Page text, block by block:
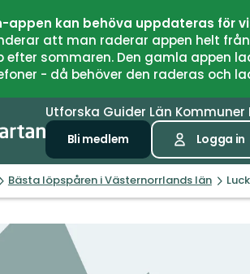
appen kan behöva uppdateras för
att man raderar appen helt
efter sommaren. Den gamla
- då behöver den raderas och
Utforska Guider Län Kommuner
Bli medlem Logga in
Bästa löpspåren i Västernorrlands län